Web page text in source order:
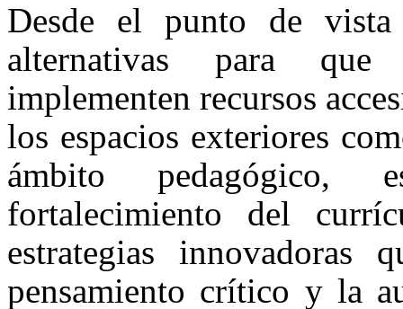
Desde el punto de
alternativas para que
implementen recursos
los espacios exteriores
ámbito pedagógico,
fortalecimiento del
estrategias innovadoras
pensamiento crítico y la